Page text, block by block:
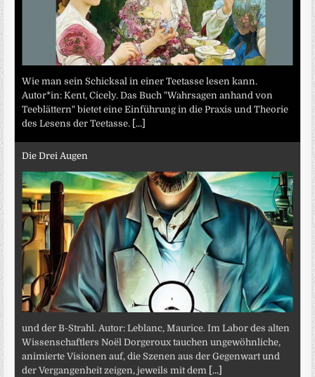
Wie man sein Schicksal in einer Teetasse lesen kann.
Autor*in: Kent, Cicely. Das Buch "Wahrsagen anhand von
Teeblättern" bietet eine Einführung in die Praxis und Theorie
des Lesens der Teetasse. [...]
Die Drei Augen
und der B-Strahl. Autor: Leblanc, Maurice. Im Labor des alten
Wissenschaftlers Noël Dorgeroux tauchen ungewöhnliche,
animierte Visionen auf, die Szenen aus der Gegenwart und
der Vergangenheit zeigen, jeweils mit dem [...]